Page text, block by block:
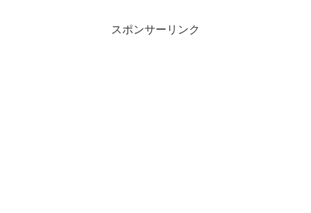
スポンサーリンク